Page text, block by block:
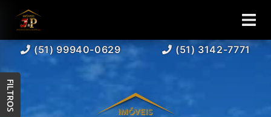
(51) 99940-0629 (51) 3142-7771
FILTROS